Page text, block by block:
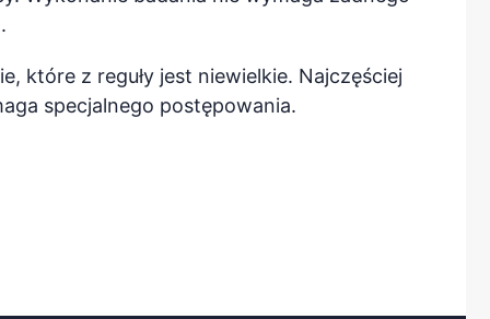
które z reguły jest niewielkie. Najczęściej
specjalnego postępowania.